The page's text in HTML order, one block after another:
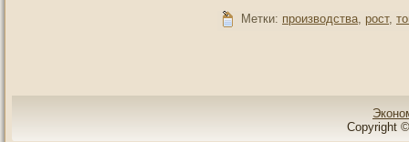
Метки: производства, рост,
Copyright